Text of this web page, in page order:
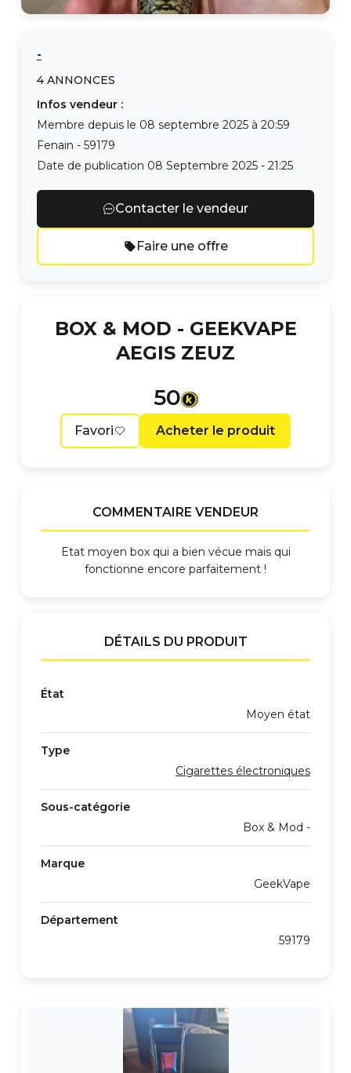
-
4 ANNONCES
Infos vendeur :
Membre depuis le 08 septembre 2025 à 20:59
Fenain - 59179
Date de publication 08 Septembre 2025 - 21:25
Contacter le vendeur
Faire une offre
BOX & MOD - GEEKVAPE
AEGIS ZEUZ
50
Favori Acheter le produit
COMMENTAIRE VENDEUR
Etat moyen box qui a bien vécue mais qui
fonctionne encore parfaitement !
DÉTAILS DU PRODUIT
État
Moyen état
Type
Cigarettes électroniques
Sous-catégorie
Box & Mod -
Marque
GeekVape
Département
59179